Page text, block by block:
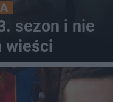
sezon i nie
wieści